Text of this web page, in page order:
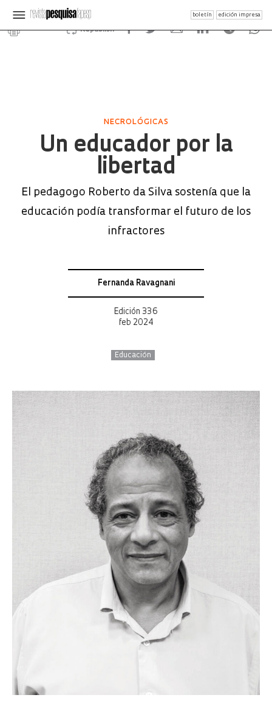
boletín edición impresa
Republish
NECROLÓGICAS
Un educador por la
libertad
El pedagogo Roberto da Silva sostenía que la
educación podía transformar el futuro de los
infractores
Fernanda Ravagnani
Edición 336
feb 2024
Educación